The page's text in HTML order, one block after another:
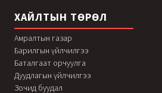
ХАЙЛТЫН ТӨРӨЛ
Амралтын газар
Барилгын үйлчилгээ
Баталгаат орчуулга
Дуудлагын үйлчилгээ
Зочид буудал